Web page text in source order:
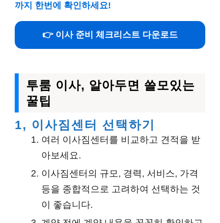
까지 한번에 확인하세요!
👉 이사 준비 체크리스트 다운로드
투룸 이사, 알아두면 쓸모있는
꿀팁
1, 이사짐센터 선택하기
여러 이사짐센터를 비교하고 견적을 받
아보세요.
이사짐센터의 규모, 경력, 서비스, 가격
등을 종합적으로 고려하여 선택하는 것
이 좋습니다.